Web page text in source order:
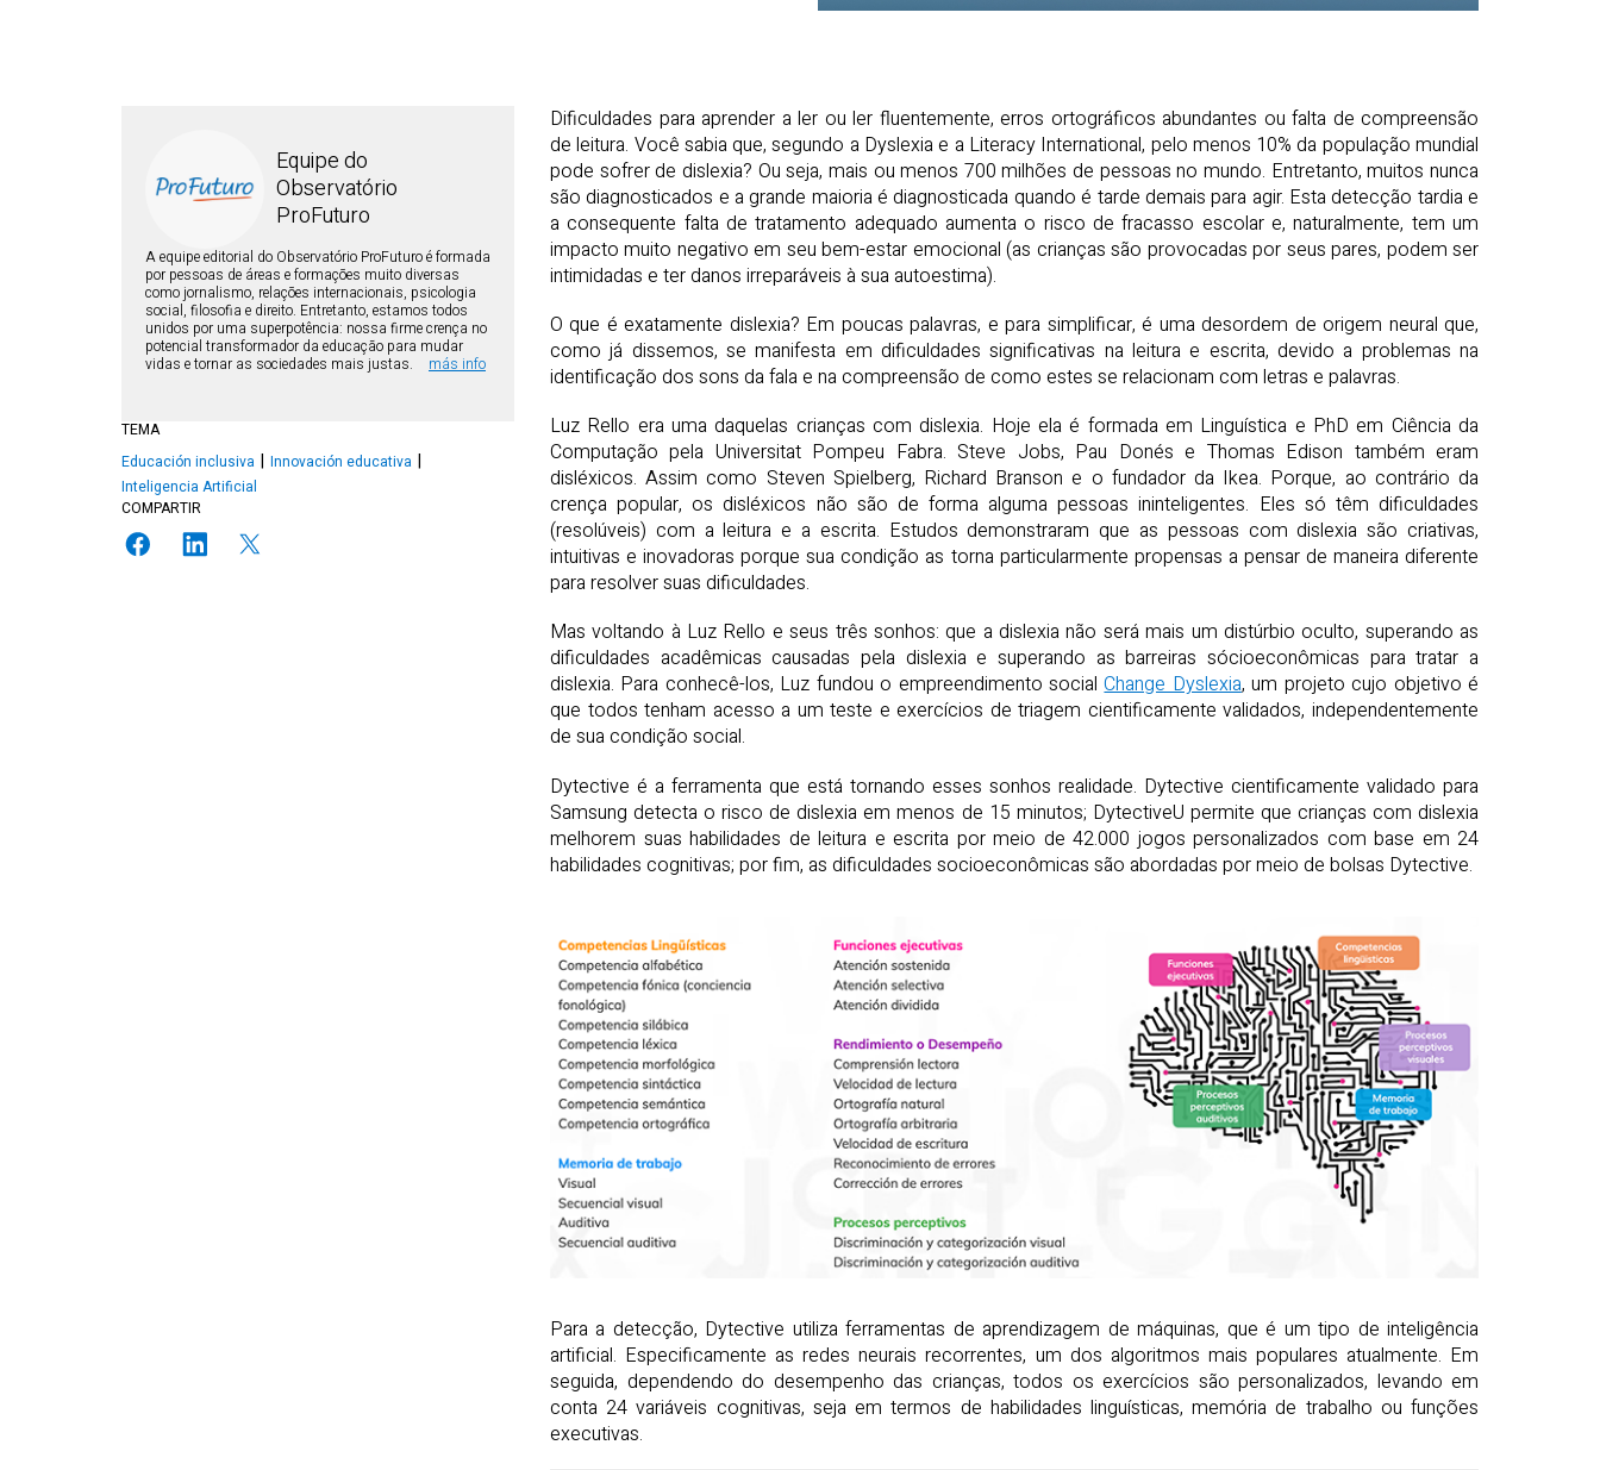
Equipe do
Observatório
ProFuturo
A equipe editorial do Observatório ProFuturo é formada
por pessoas de áreas e formações muito diversas
como jornalismo, relações internacionais, psicologia
social, filosofia e direito. Entretanto, estamos todos
unidos por uma superpotência: nossa firme crença no
potencial transformador da educação para mudar
vidas e tornar as sociedades mais justas.
más info
TEMA
Educación inclusiva
Innovación educativa
Inteligencia Artificial
COMPARTIR
Dificuldades para aprender a ler ou ler fluentemente, erros ortográficos abundantes ou falta de compreensão
de leitura. Você sabia que, segundo a Dyslexia e a Literacy International, pelo menos 10% da população mundial
pode sofrer de dislexia? Ou seja, mais ou menos 700 milhões de pessoas no mundo. Entretanto, muitos nunca
são diagnosticados e a grande maioria é diagnosticada quando é tarde demais para agir. Esta detecção tardia e
a consequente falta de tratamento adequado aumenta o risco de fracasso escolar e, naturalmente, tem um
impacto muito negativo em seu bem-estar emocional (as crianças são provocadas por seus pares, podem ser
intimidadas e ter danos irreparáveis à sua autoestima).
O que é exatamente dislexia? Em poucas palavras, e para simplificar, é uma desordem de origem neural que,
como já dissemos, se manifesta em dificuldades significativas na leitura e escrita, devido a problemas na
identificação dos sons da fala e na compreensão de como estes se relacionam com letras e palavras.
Luz Rello era uma daquelas crianças com dislexia. Hoje ela é formada em Linguística e PhD em Ciência da
Computação pela Universitat Pompeu Fabra. Steve Jobs, Pau Donés e Thomas Edison também eram
disléxicos. Assim como Steven Spielberg, Richard Branson e o fundador da Ikea. Porque, ao contrário da
crença popular, os disléxicos não são de forma alguma pessoas ininteligentes. Eles só têm dificuldades
(resolúveis) com a leitura e a escrita. Estudos demonstraram que as pessoas com dislexia são criativas,
intuitivas e inovadoras porque sua condição as torna particularmente propensas a pensar de maneira diferente
para resolver suas dificuldades.
Mas voltando à Luz Rello e seus três sonhos: que a dislexia não será mais um distúrbio oculto, superando as
dificuldades acadêmicas causadas pela dislexia e superando as barreiras sócioeconômicas para tratar a
dislexia. Para conhecê-los, Luz fundou o empreendimento socialChange Dyslexia, um projeto cujo objetivo é
que todos tenham acesso a um teste e exercícios de triagem cientificamente validados, independentemente
de sua condição social.
Dytective é a ferramenta que está tornando esses sonhos realidade. Dytective cientificamente validado para
Samsung detecta o risco de dislexia em menos de 15 minutos; DytectiveU permite que crianças com dislexia
melhorem suas habilidades de leitura e escrita por meio de 42.000 jogos personalizados com base em 24
habilidades cognitivas; por fim, as dificuldades socioeconômicas são abordadas por meio de bolsas Dytective.
Para a detecção, Dytective utiliza ferramentas de aprendizagem de máquinas, que é um tipo de inteligência
artificial. Especificamente as redes neurais recorrentes, um dos algoritmos mais populares atualmente. Em
seguida, dependendo do desempenho das crianças, todos os exercícios são personalizados, levando em
conta 24 variáveis cognitivas, seja em termos de habilidades linguísticas, memória de trabalho ou funções
executivas.